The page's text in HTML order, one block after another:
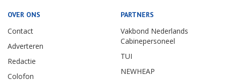
OVER ONS
Contact
Adverteren
Redactie
Colofon
PARTNERS
Vakbond Nederlands
Cabinepersoneel
TUI
NEWHEAP